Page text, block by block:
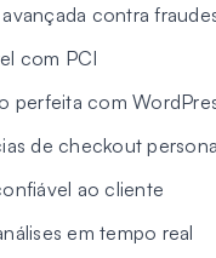
contra
com PCI
perfeita com
de checkout
ao cliente
em tempo real